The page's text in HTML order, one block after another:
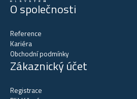
O společnosti
Reference
Kariéra
Obchodní podmínky
Zákaznický účet
Registrace